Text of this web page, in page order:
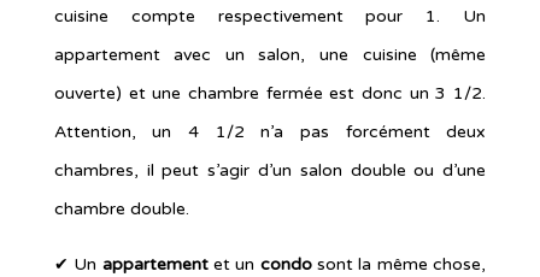
cuisine compte respectivement pour 1. Un
appartement avec un salon, une cuisine (même
ouverte) et une chambre fermée est donc un 3 1/2.
Attention, un 4 1/2 n’a pas forcément deux
chambres, il peut s’agir d’un salon double ou d’une
chambre double.
✔︎ Un appartementet un condosont la même chose,